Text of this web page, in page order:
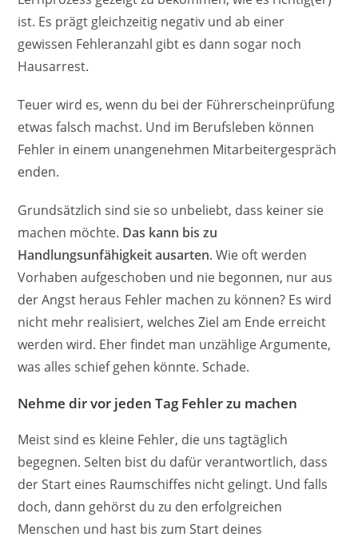
ist. Es prägt gleichzeitig negativ und ab einer
gewissen Fehleranzahl gibt es dann sogar noch
Hausarrest.
Teuer wird es, wenn du bei der Führerscheinprüfung
etwas falsch machst. Und im Berufsleben können
Fehler in einem unangenehmen Mitarbeitergespräch
enden.
Grundsätzlich sind sie so unbeliebt, dass keiner sie
machen möchte. Das kann bis zu
Handlungsunfähigkeit ausarten. Wie oft werden
Vorhaben aufgeschoben und nie begonnen, nur aus
der Angst heraus Fehler machen zu können? Es wird
nicht mehr realisiert, welches Ziel am Ende erreicht
werden wird. Eher findet man unzählige Argumente,
was alles schief gehen könnte. Schade.
Nehme dir vor jeden Tag Fehler zu machen
Meist sind es kleine Fehler, die uns tagtäglich
begegnen. Selten bist du dafür verantwortlich, dass
der Start eines Raumschiffes nicht gelingt. Und falls
doch, dann gehörst du zu den erfolgreichen
Menschen und hast bis zum Start deines